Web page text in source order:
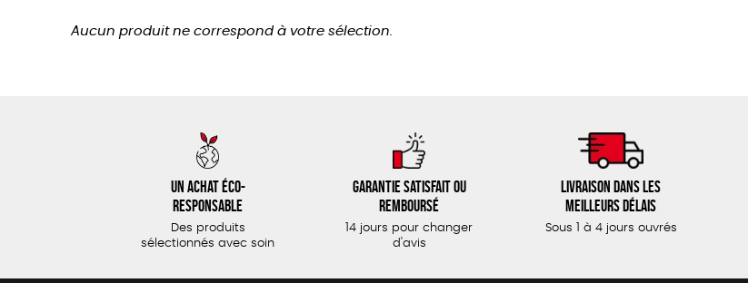
Aucun produit ne correspond à votre sélection.
Un achat éco-
responsable
Des produits
sélectionnés avec soin
Garantie satisfait ou
remboursé
14 jours pour changer
d'avis
Livraison dans les
meilleurs délais
Sous 1 à 4 jours ouvrés